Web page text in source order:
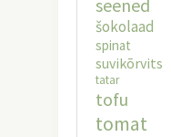
seened
šokolaad
spinat
suvikõrvits
tatar
tofu
tomat